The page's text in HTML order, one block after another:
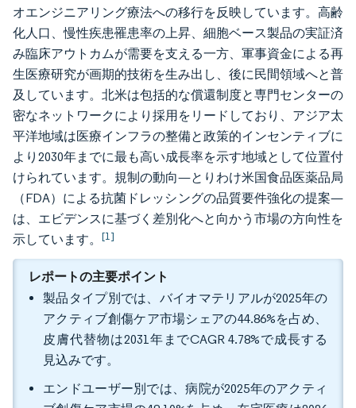
オエンジニアリング療法への移行を反映しています。高齢
化人口、慢性疾患罹患率の上昇、細胞ベース製品の実証済
み臨床アウトカムが需要を支える一方、軍事資金による再
生医療研究が画期的技術を生み出し、後に民間領域へと普
及しています。北米は包括的な償還制度と専門センターの
密なネットワークにより採用をリードしており、アジア太
平洋地域は医療インフラの整備と政策的インセンティブに
より2030年までに最も高い成長率を示す地域として位置付
けられています。規制の動向—とりわけ米国食品医薬品局
（FDA）による抗菌ドレッシングの品質要件強化の提案—
は、エビデンスに基づく差別化へと向かう市場の方向性を
示しています。 [1]
レポートの主要ポイント
製品タイプ別では、バイオマテリアルが2025年の
アクティブ創傷ケア市場シェアの44.86%を占め、
皮膚代替物は2031年までCAGR 4.78%で成長する
見込みです。
エンドユーザー別では、病院が2025年のアクティ